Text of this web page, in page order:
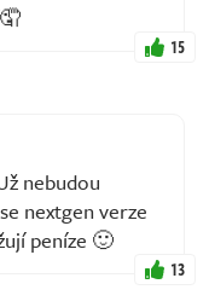
15
nebudou
nextgen verze
peníze 🙂
13